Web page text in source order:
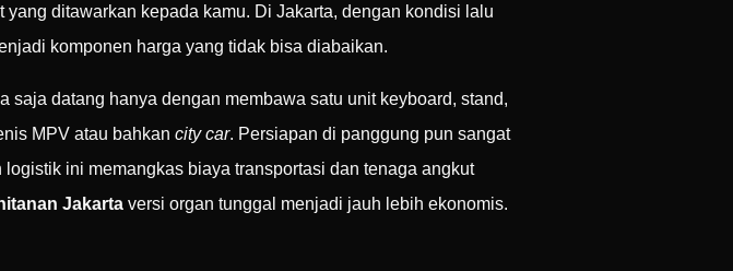
ditawarkan kepada kamu. Di Jakarta, dengan kondisi lalu
komponen harga yang tidak bisa diabaikan.
datang hanya dengan membawa satu unit keyboard, stand,
MPV atau bahkan city car. Persiapan di panggung pun sangat
ini memangkas biaya transportasi dan tenaga angkut
Jakarta versi organ tunggal menjadi jauh lebih ekonomis.